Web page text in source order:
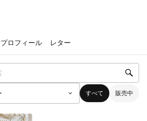
プロフィール レター
すべて 販売中